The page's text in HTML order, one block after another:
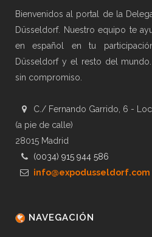
Bienvenidos al portal de la
Düsseldorf. Nuestro equipo te
en español en tu
Düsseldorf y el resto del
sin compromiso.
C./ Fernando Garrido, 6 -
(a pie de calle)
28015 Madrid
(0034) 915 944 586
info@expodusseldorf.com
NAVEGACIÓN